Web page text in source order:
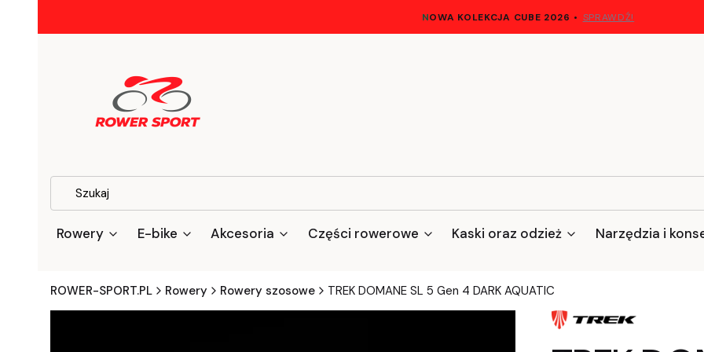
NOWA KOLEKCJA CUBE 2026 • SPRAWDŹ!
Rowery E-bike Akcesoria Części rowerowe Kaski oraz odzież Narzędzia i
ROWER-SPORT.PL Rowery Rowery szosowe TREK DOMANE SL 5 Gen 4 DARK AQUATIC